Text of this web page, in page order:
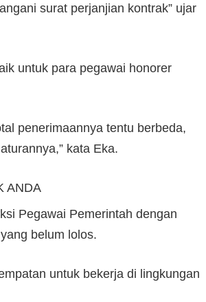
surat perjanjian kontrak” ujar
untuk para pegawai honorer
penerimaannya tentu berbeda,
kata Eka.
ANDA
Pegawai Pemerintah dengan
belum lolos.
untuk bekerja di lingkungan